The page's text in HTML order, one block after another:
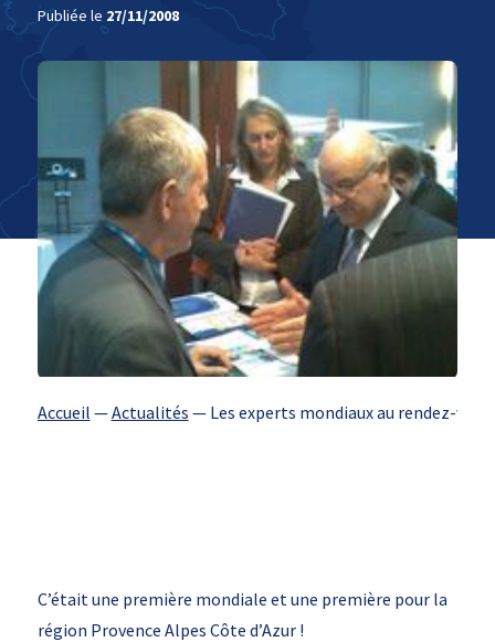
Publiée le 27/11/2008
Accueil —Actualités — Les experts mondiaux au rendez-vous
C’était une première mondiale et une première pour la
région Provence Alpes Côte d’Azur !